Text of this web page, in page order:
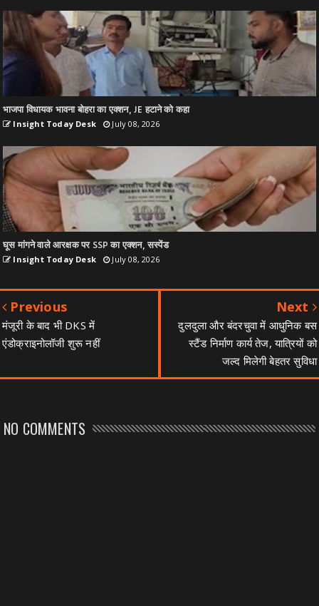
भाजपा विधायक भावना बोहरा का एक्शन, JE हटाने को कहा
Insight Today Desk July 08, 2026
घूस मांगने वाले आरक्षक पर SSP का एक्शन, सस्पेंड
Insight Today Desk July 08, 2026
Previous
मंजूरी के बाद भी DKS में
एंडोक्राइनोलॉजी शुरू नहीं
Next
दुलदुला और बंदरचुवा में आधुनिक बस
स्टैंड निर्माण कार्य तेज, यात्रियों को
जल्द मिलेगी बेहतर सुविधा
NO COMMENTS